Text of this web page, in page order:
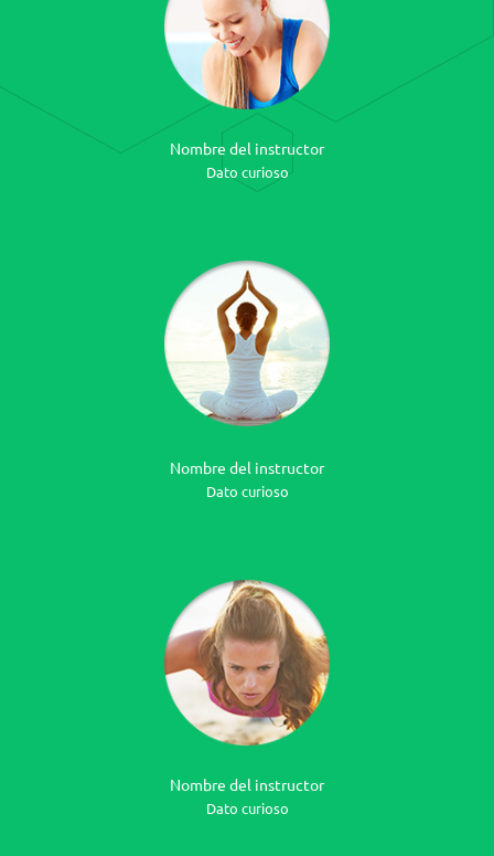
Nombre del instructor
Dato curioso
Nombre del instructor
Dato curioso
Nombre del instructor
Dato curioso